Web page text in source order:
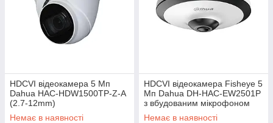
HDCVI відеокамера 5 Мп
Dahua HAC-HDW1500TP-Z-A
(2.7-12mm)
Немає в наявності
HDCVI відеокамера Fisheye 5
Мп Dahua DH-HAC-EW2501P
з вбудованим мікрофоном
для системи відеонагляду
Немає в наявності